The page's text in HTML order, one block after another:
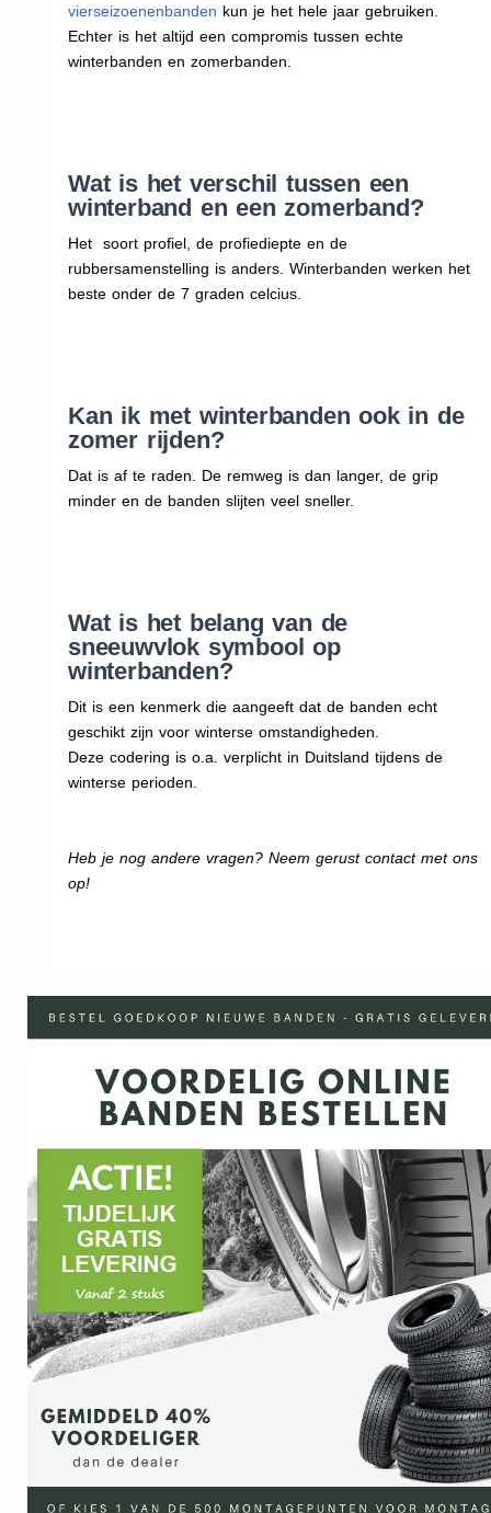
vierseizoenenbanden kun je het hele jaar gebruiken.
Echter is het altijd een compromis tussen echte
winterbanden en zomerbanden.
Wat is het verschil tussen een
winterband en een zomerband?
Het soort profiel, de profiediepte en de
rubbersamenstelling is anders. Winterbanden werken het
beste onder de 7 graden celcius.
Kan ik met winterbanden ook in de
zomer rijden?
Dat is af te raden. De remweg is dan langer, de grip
minder en de banden slijten veel sneller.
Wat is het belang van de
sneeuwvlok symbool op
winterbanden?
Dit is een kenmerk die aangeeft dat de banden echt
geschikt zijn voor winterse omstandigheden.
Deze codering is o.a. verplicht in Duitsland tijdens de
winterse perioden.
Heb je nog andere vragen? Neem gerust contact met ons
op!